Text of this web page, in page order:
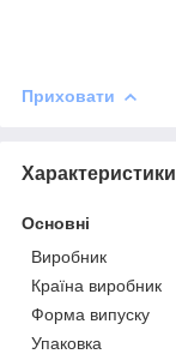
Приховати
Характеристики
Основні
Виробник
Країна виробник
Форма випуску
Упаковка